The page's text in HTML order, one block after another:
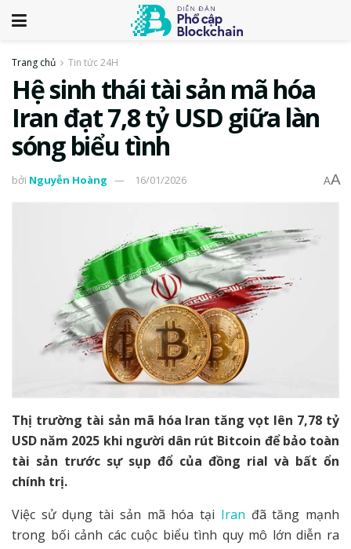
Trang chủ Tin tức 24H
Hệ sinh thái tài sản mã hóa
Iran đạt 7,8 tỷ USD giữa làn
sóng biểu tình
bởi Nguyễn Hoàng 16/01/2026 AA
Thị trường tài sản mã hóa Iran tăng vọt lên 7,78 tỷ
USD năm 2025 khi người dân rút Bitcoin để bảo toàn
tài sản trước sự sụp đổ của đồng rial và bất ổn
chính trị.
Việc sử dụng tài sản mã hóa tại Iran đã tăng mạnh
trong bối cảnh các cuộc biểu tình quy mô lớn diễn ra